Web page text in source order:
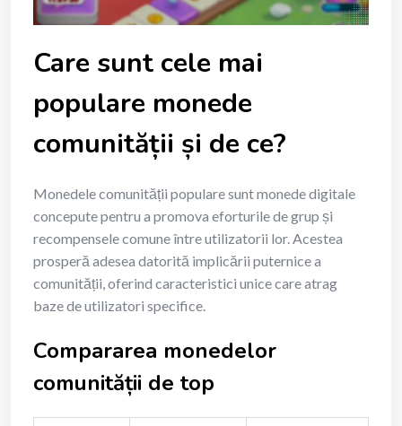
Care sunt cele mai
populare monede
comunității și de ce?
Monedele comunității populare sunt monede digitale
concepute pentru a promova eforturile de grup și
recompensele comune între utilizatorii lor. Acestea
prosperă adesea datorită implicării puternice a
comunității, oferind caracteristici unice care atrag
baze de utilizatori specifice.
Compararea monedelor
comunității de top